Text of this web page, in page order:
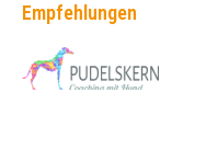
Empfehlungen